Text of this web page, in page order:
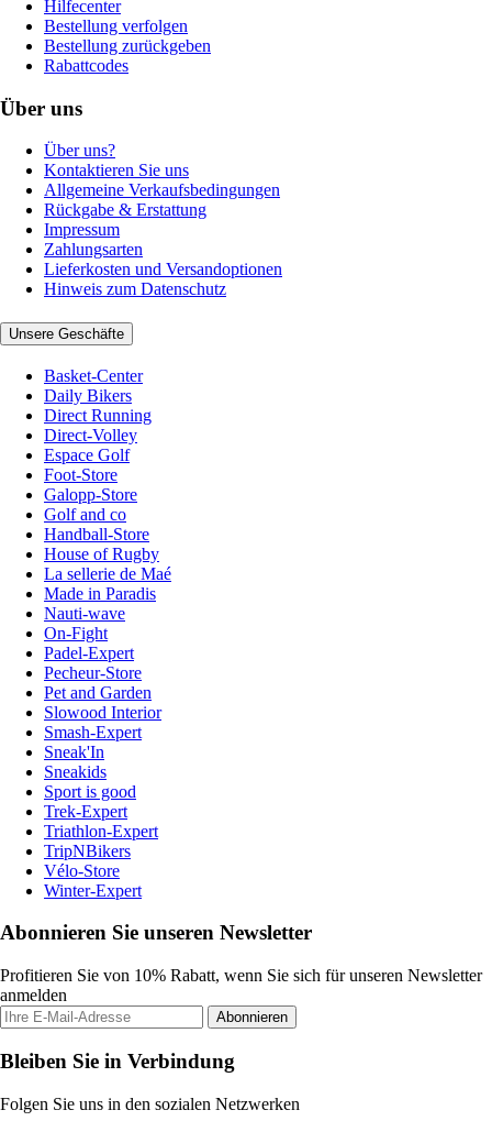
Hilfecenter
Bestellung verfolgen
Bestellung zurückgeben
Rabattcodes
Über uns
Über uns?
Kontaktieren Sie uns
Allgemeine Verkaufsbedingungen
Rückgabe & Erstattung
Impressum
Zahlungsarten
Lieferkosten und Versandoptionen
Hinweis zum Datenschutz
Unsere Geschäfte
Basket-Center
Daily Bikers
Direct Running
Direct-Volley
Espace Golf
Foot-Store
Galopp-Store
Golf and co
Handball-Store
House of Rugby
La sellerie de Maé
Made in Paradis
Nauti-wave
On-Fight
Padel-Expert
Pecheur-Store
Pet and Garden
Slowood Interior
Smash-Expert
Sneak'In
Sneakids
Sport is good
Trek-Expert
Triathlon-Expert
TripNBikers
Vélo-Store
Winter-Expert
Abonnieren Sie unseren Newsletter
Profitieren Sie von 10% Rabatt, wenn Sie sich für unseren Newsletter
anmelden
Abonnieren
Bleiben Sie in Verbindung
Folgen Sie uns in den sozialen Netzwerken